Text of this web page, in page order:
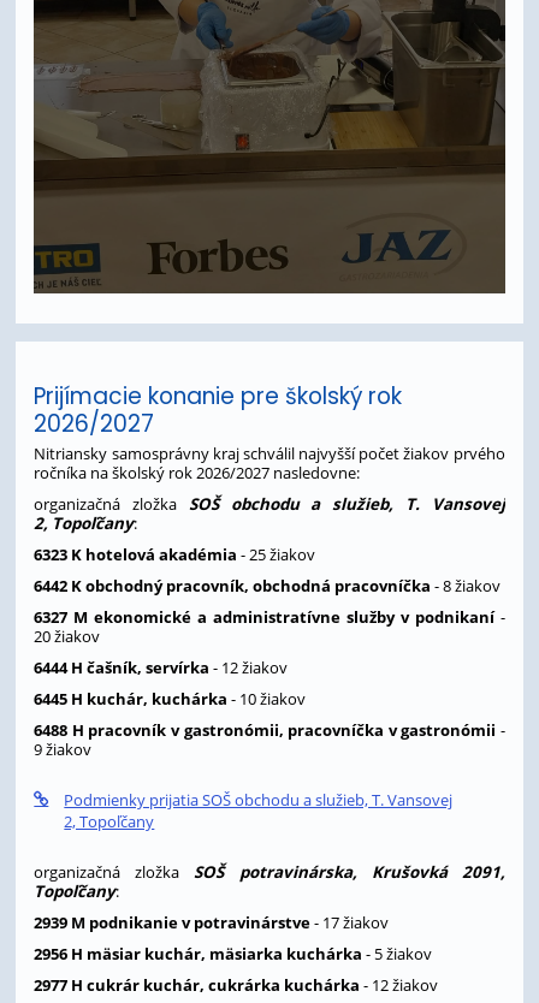
Prijímacie konanie pre školský rok
2026/2027
Nitriansky samosprávny kraj schválil najvyšší počet žiakov prvého
ročníka na školský rok 2026/2027 nasledovne:
organizačná zložka SOŠ obchodu a služieb, T. Vansovej
2, Topoľčany:
6323 K hotelová akadémia - 25 žiakov
6442 K obchodný pracovník, obchodná pracovníčka - 8 žiakov
6327 M ekonomické a administratívne služby v podnikaní-
20 žiakov
6444 H čašník, servírka - 12 žiakov
6445 H kuchár, kuchárka - 10 žiakov
6488 H pracovník v gastronómii, pracovníčka v gastronómii -
9 žiakov
Podmienky prijatia SOŠ obchodu a služieb, T. Vansovej
2, Topoľčany
organizačná zložkaSOŠ potravinárska, Krušovká 2091,
Topoľčany:
2939 M podnikanie v potravinárstve- 17 žiakov
2956 H mäsiar kuchár, mäsiarka kuchárka - 5 žiakov
2977 H cukrár kuchár, cukrárka kuchárka - 12 žiakov